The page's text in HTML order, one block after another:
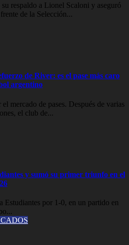
respaldo a Lionel Scaloni y aseguró
de la Selección...
de River: es el pase más caro
argentino
mercado de pases. Después de varias
el club de...
y sumó su primer triunfo en el
Estudiantes por 1-0, en un partido en